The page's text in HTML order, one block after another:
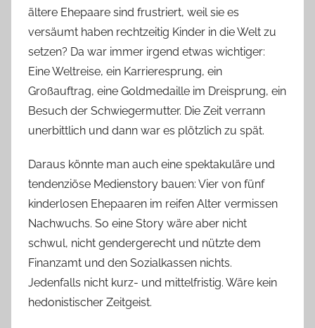
ältere Ehepaare sind frustriert, weil sie es
versäumt haben rechtzeitig Kinder in die Welt zu
setzen? Da war immer irgend etwas wichtiger:
Eine Weltreise, ein Karrieresprung, ein
Großauftrag, eine Goldmedaille im Dreisprung, ein
Besuch der Schwiegermutter. Die Zeit verrann
unerbittlich und dann war es plötzlich zu spät.
Daraus könnte man auch eine spektakuläre und
tendenziöse Medienstory bauen: Vier von fünf
kinderlosen Ehepaaren im reifen Alter vermissen
Nachwuchs. So eine Story wäre aber nicht
schwul, nicht gendergerecht und nützte dem
Finanzamt und den Sozialkassen nichts.
Jedenfalls nicht kurz- und mittelfristig. Wäre kein
hedonistischer Zeitgeist.